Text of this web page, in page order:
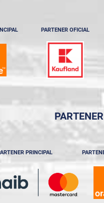
PARTENER OFICIAL
PRINCIPAL